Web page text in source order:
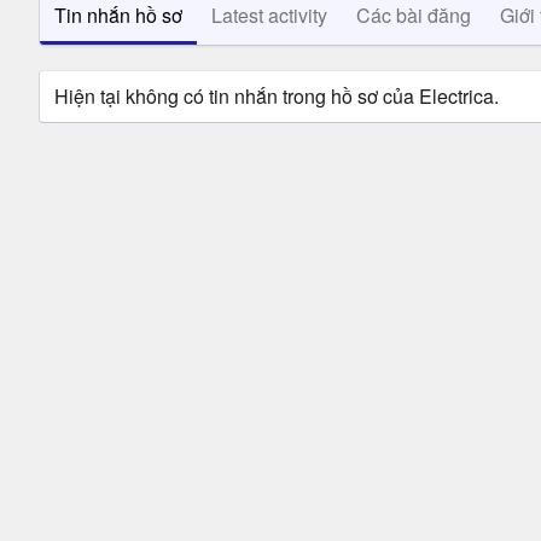
Tin nhắn hồ sơ Latest activity Các bài đăng Giới
Hiện tại không có tin nhắn trong hồ sơ của Electrica.